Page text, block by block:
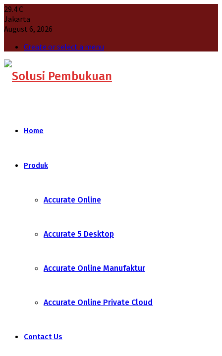
29.4C
Jakarta
August 6, 2026
Create or select a menu
Home
Produk
Accurate Online
Accurate 5 Desktop
Accurate Online Manufaktur
Accurate Online Private Cloud
Contact Us